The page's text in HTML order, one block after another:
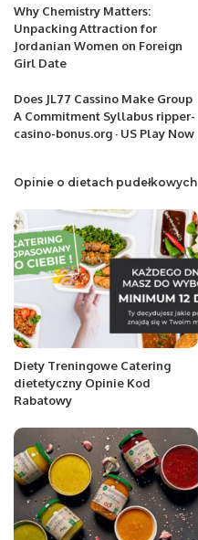
Why Chemistry Matters:
Unpacking Attraction for
Jordanian Women on Foreign
Girl Date
Does JL77 Cassino Make Group
A Commitment Syllabus ripper-
casino-bonus.org · US Play Now
Opinie o dietach pudełkowych
Diety Treningowe Catering
dietetyczny Opinie Kod
Rabatowy